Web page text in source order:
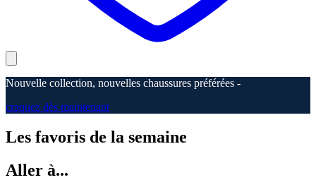
Nouvelle collection, nouvelles chaussures préférées -
craquez dès maintenant
Les favoris de la semaine
Aller à...